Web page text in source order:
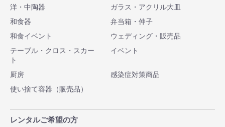
洋・中陶器
ガラス・アクリル大皿
和食器
弁当箱・仲子
和食イベント
ウェディング・販売品
テーブル・クロス・スカー
ト
イベント
厨房
感染症対策商品
使い捨て容器（販売品）
レンタルご希望の方